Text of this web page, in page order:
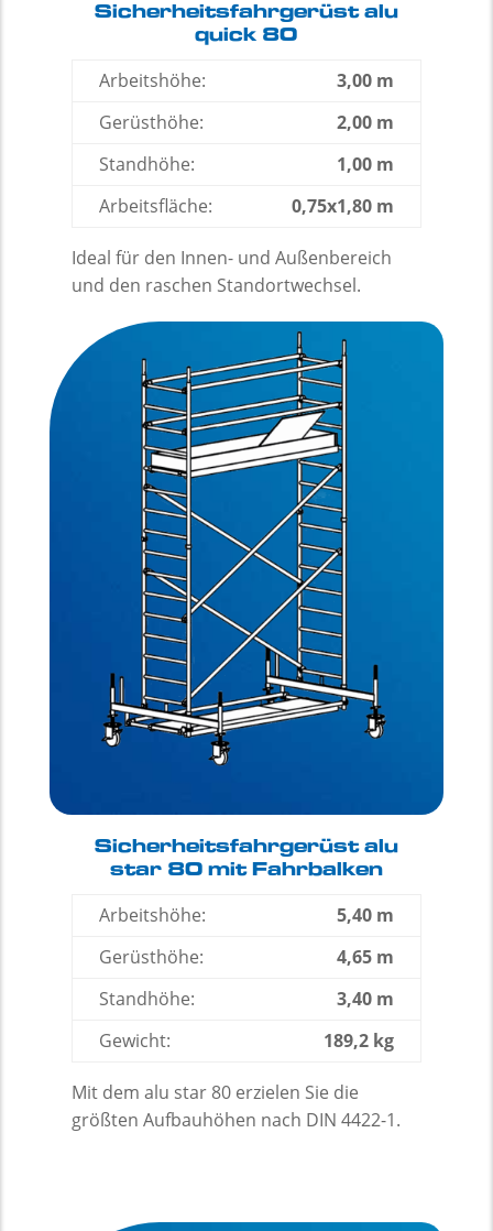
Sicherheitsfahrgerüst alu
quick 80
Arbeitshöhe:
3,00 m
Gerüsthöhe:
2,00 m
Standhöhe:
1,00 m
Arbeitsfläche:
0,75x1,80 m
Ideal für den Innen- und Außenbereich
und den raschen Standortwechsel.
Sicherheitsfahrgerüst alu
star 80 mit Fahrbalken
Arbeitshöhe:
5,40 m
Gerüsthöhe:
4,65 m
Standhöhe:
3,40 m
Gewicht:
189,2 kg
Mit dem alu star 80 erzielen Sie die
größten Aufbauhöhen nach DIN 4422-1.